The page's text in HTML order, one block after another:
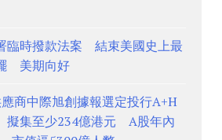
臨時撥款法案 結束美國史上最
美期向好
商中際旭創據報選定投行A+H
擬集至少234億港元 A股年內